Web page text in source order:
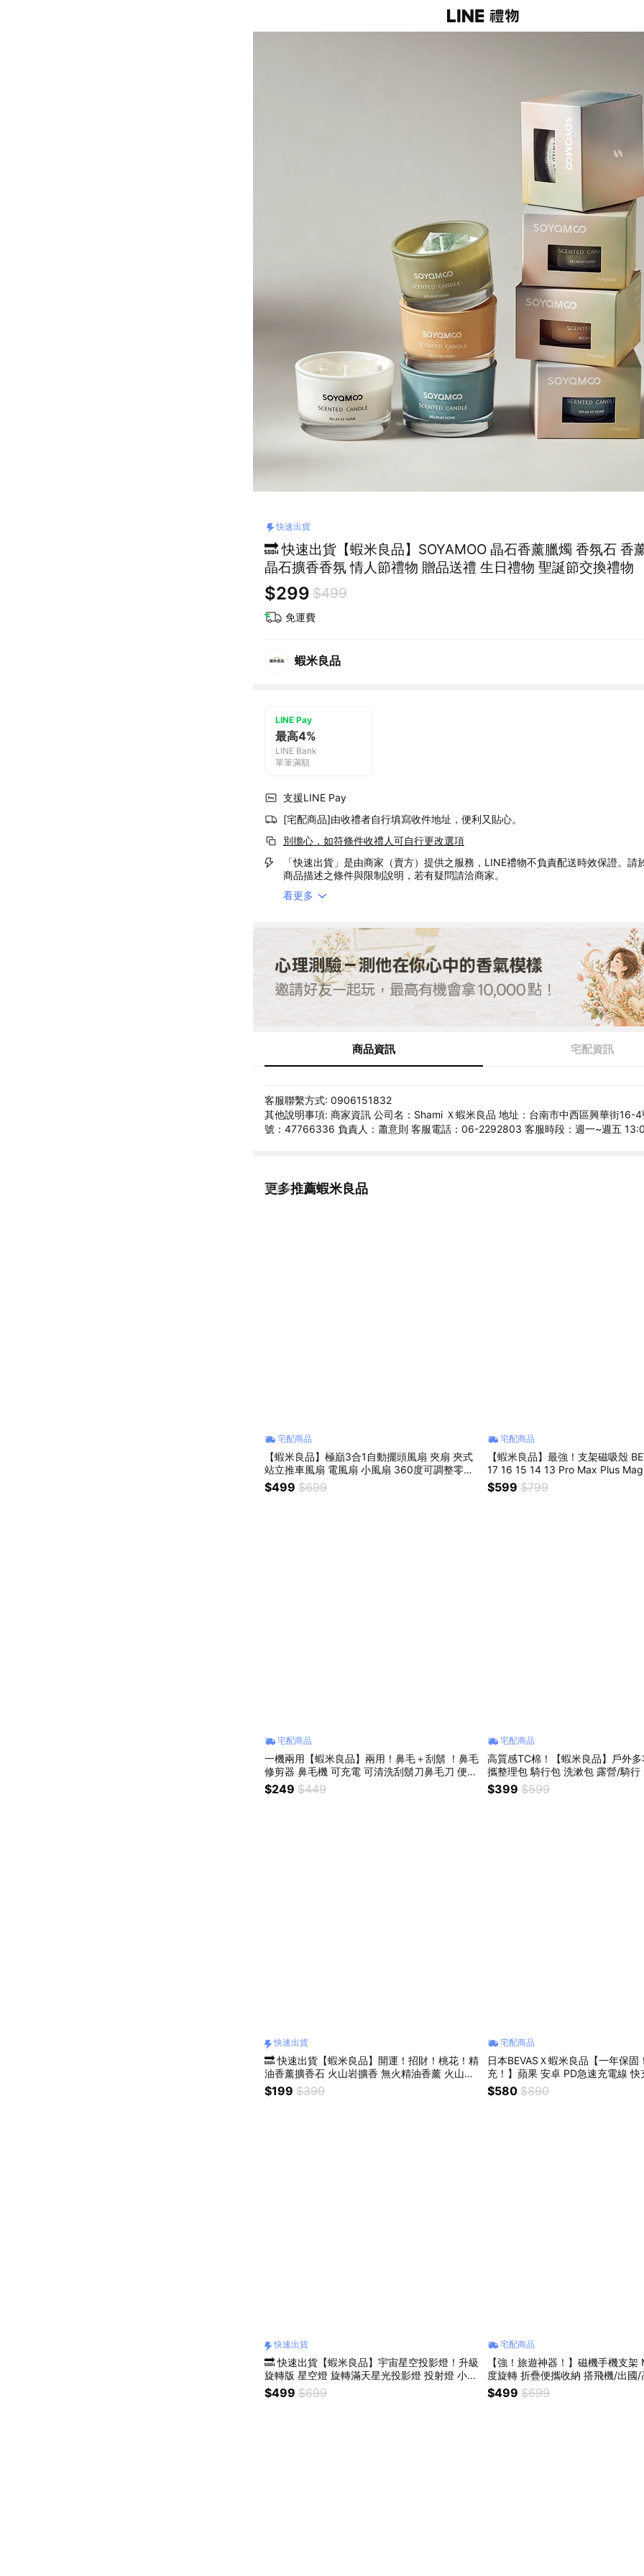
快速出貨
🔜 快速出貨【蝦米良品】SOYAMOO 晶石香薰臘燭 香氛石 香
晶石擴香香氛 情人節禮物 贈品送禮 生日禮物 聖誕節交換禮物
$299 $499
免運費
蝦米良品
LINE Pay
最高4%
LINE Bank
單筆滿額
支援LINE Pay
[宅配商品]由收禮者自行填寫收件地址，便利又貼心。
別擔心，如符條件收禮人可自行更改選項
「快速出貨」是由商家（賣方）提供之服務，LINE禮物不負責配送時效保證。請
商品描述之條件與限制說明，若有疑問請洽商家。
看更多
商品資訊 宅配資訊
客服聯繫方式: 0906151832
其他說明事項: 商家資訊 公司名：Shami Ｘ蝦米良品 地址：台南市中西區興華街16-
號：47766336 負責人：蕭意則 客服電話：06-2292803 客服時段：週一~週五
更多推薦蝦米良品
看更多
宅配商品
【蝦米良品】極巔3合1自動擺頭風扇 夾扇 夾式
站立推車風扇 電風扇 小風扇 360度可調整零死
角隨身風扇 多功能外出 USB風扇
$499 $699
宅配商品
【蝦米良品】最強！支架磁吸殼
17 16 15 14 13 Pro Max Plus
$599 $799
宅配商品
一機兩用【蝦米良品】兩用！鼻毛＋刮鬍 ！鼻毛
修剪器 鼻毛機 可充電 可清洗刮鬍刀鼻毛刀 便攜
迷你電動鼻毛剪 送禮 贈品 交換禮物
$249 $449
宅配商品
高質感TC棉！【蝦米良品】戶外
攜整理包 騎行包 洗漱包 露營/騎行
旅遊包 頂級TC棉材質
$399 $599
快速出貨
🔜 快速出貨【蝦米良品】開運！招財！桃花！精
油香薰擴香石 火山岩擴香 無火精油香薰 火山石
香氛擺件 聖誕節交換禮物 生日禮物 情人節禮物
尾牙贈品
$199 $399
宅配商品
日本BEVASＸ蝦米良品【一年保固
充！】蘋果 安卓 PD急速充電線 快
18/17/16/15 傳輸線 生日禮物 聖誕
$580 $890
快速出貨
🔜 快速出貨【蝦米良品】宇宙星空投影燈！升級
旋轉版 星空燈 旋轉滿天星光投影燈 投射燈 小夜
燈 生日 聖誕節 交換禮物 聖誕禮物 贈品 尾牙
$499 $699
宅配商品
【強！旅遊神器！】磁機手機支
度旋轉 折疊便攜收納 搭飛機/出國/
備 追劇推薦
$499 $699